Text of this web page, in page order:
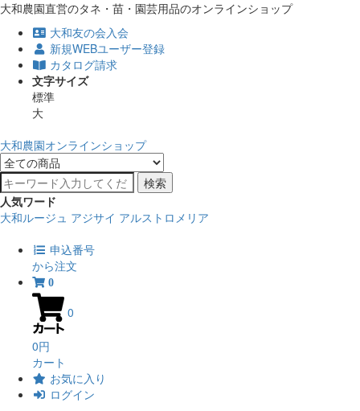
大和農園直営のタネ・苗・園芸用品のオンラインショップ
大和友の会入会
新規WEBユーザー登録
カタログ請求
文字サイズ
標準
大
大和農園オンラインショップ
検索
人気ワード
大和ルージュ アジサイ アルストロメリア
申込番号
から注文
0
0
0円
カート
お気に入り
ログイン